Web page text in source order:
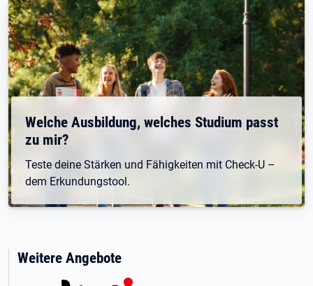
Welche Ausbildung, welches Studium passt
zu mir?
Teste deine Stärken und Fähigkeiten mit Check-U –
dem Erkundungstool.
Weitere Angebote